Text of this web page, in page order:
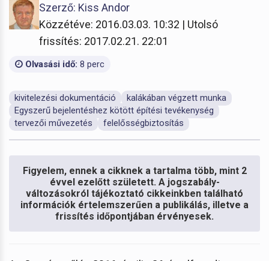
Szerző: Kiss Andor
Közzétéve: 2016.03.03. 10:32 | Utolsó
frissítés: 2017.02.21. 22:01
Olvasási idő: 8 perc
kivitelezési dokumentáció
kalákában végzett munka
Egyszerű bejelentéshez kötött építési tevékenység
tervezői művezetés
felelősségbiztosítás
Figyelem, ennek a cikknek a tartalma több, mint 2
évvel ezelőtt született. A jogszabály-
változásokról tájékoztató cikkeinkben található
információk értelemszerűen a publikálás, illetve a
frissítés időpontjában érvényesek.